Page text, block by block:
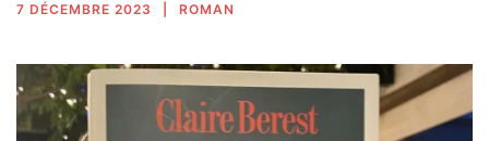
7 DÉCEMBRE 2023 ROMAN